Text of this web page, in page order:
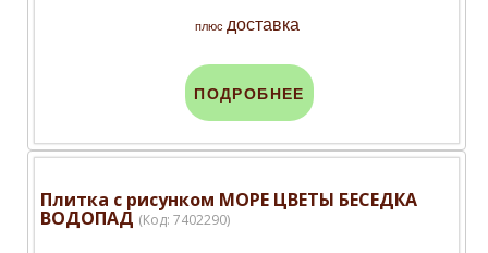
плюс доставка
ПОДРОБНЕЕ
Плитка с рисунком МОРЕ ЦВЕТЫ БЕСЕДКА
ВОДОПАД (Код: 7402290)